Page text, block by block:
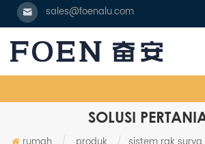
sales@foenalu.com
SOLUSI